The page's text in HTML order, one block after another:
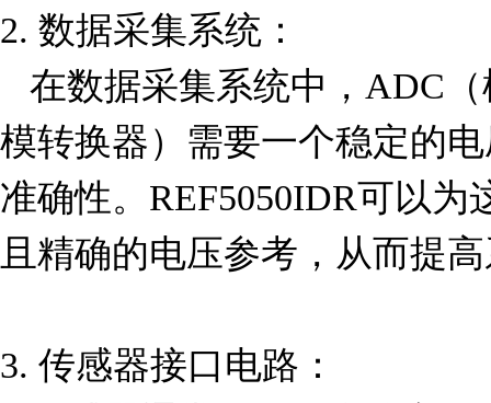
2. 数据采集系统：
模转换器）需要一个稳定的
准确性。REF5050IDR可以
且精确的电压参考，从而提
3. 传感器接口电路：